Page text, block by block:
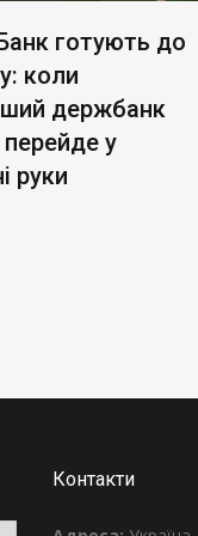
готують до
коли
держбанк
перейде у
руки
Контакти